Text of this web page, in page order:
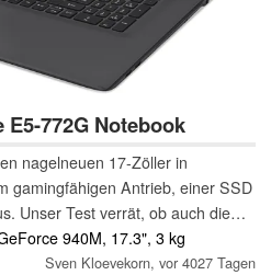
772G Notebook
nagelneuen 17-Zöller in
gamingfähigen Antrieb, einer SSD
Unser Test verrät, ob auch die
und Lautstärke den
am besten als Desktop
940M, 17.3", 3 kg
Sven Kloevekorn, vor 4027 Tagen